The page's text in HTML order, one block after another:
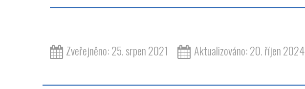
Zveřejněno: 25. srpen 2021
Aktualizováno: 20. říjen 2024